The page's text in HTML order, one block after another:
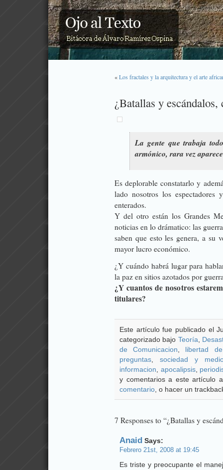
«Los fractales y la arquitectura y el arte
¿Batallas y
La gente que trabaja
armónico, rara vez
Es deplorable constatarlo y
lado nosotros los espectadores
enterados.
Y del otro están los Grandes
noticias en lo drámatico: las
saben que esto les genera, a su
mayor lucro económico.
¿Y cuándo habrá lugar para
la paz en sitios azotados por
¿Y cuantos de nosotros
titulares?
Este artículo fue publicado el
categorizado bajo Teoría
de Comunicacion
libertad
preguntas ,sociedad y
informacion
apocalipsis,
y comentarios a este artículo
comentario , o hacer un
7 Responses to “¿Batallas y
Anaid Says:
Febrero 21st, 2008 at 19:45
Es triste y preocupante el